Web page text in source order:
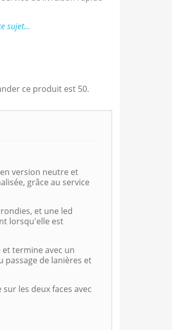
sujet...
ce produit est 50.
version neutre et
grâce au service
et une led
lorsqu'elle est
termine avec un
passage de lanières et
les deux faces avec